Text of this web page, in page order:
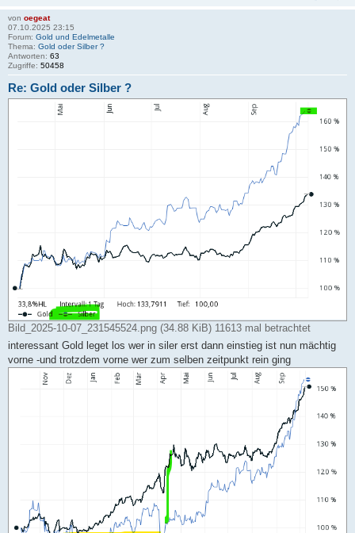
von oegeat
07.10.2025 23:15
Forum: Gold und Edelmetalle
Thema: Gold oder Silber ?
Antworten: 63
Zugriffe: 50458
Re: Gold oder Silber ?
Bild_2025-10-07_231545524.png (34.88 KiB) 11613 mal betrachtet
interessant Gold leget los wer in siler erst dann einstieg ist nun mächtig
vorne -und trotzdem vorne wer zum selben zeitpunkt rein ging